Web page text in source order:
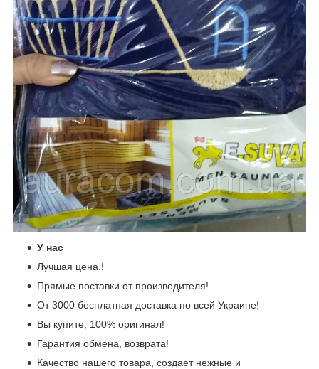
У нас
Лучшая цена.!
Прямые поставки от производителя!
От 3000 бесплатная доставка по всей Украине!
Вы купите, 100% оригинал!
Гарантия обмена, возврата!
Качество нашего товара, создает нежные и